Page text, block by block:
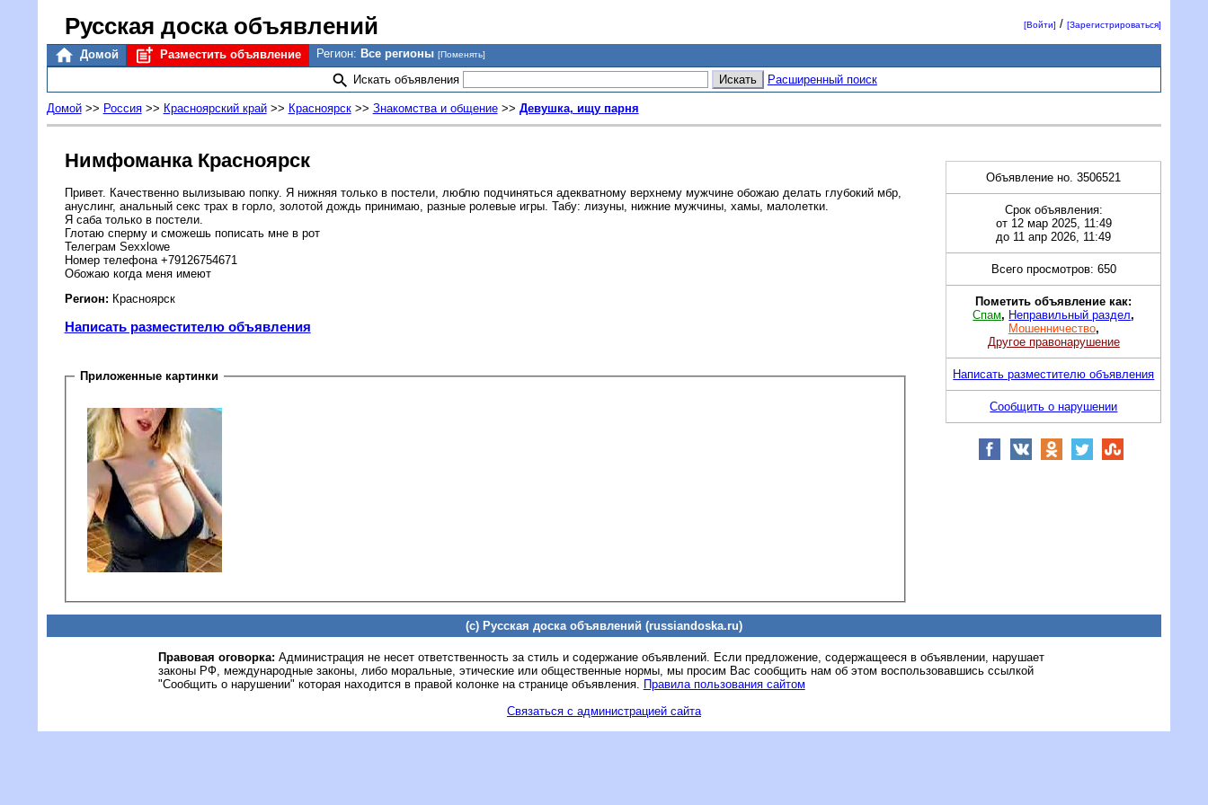
Русская доска объявлений [Войти] /[Зарегистрироваться]
Домой Разместить объявление Регион: Все регионы [Поменять]
Искать объявления Расширенный поиск
Домой>> Россия>> Красноярский край>> Красноярск>> Знакомства и общение>> Девушка, ищу парня
Нимфоманка Красноярск
Привет. Качественно вылизываю попку. Я нижняя только в постели, люблю подчиняться адекватному верхнему мужчине обожаю делать глубокий мбр,
ануслинг, анальный секс трах в горло, золотой дождь принимаю, разные ролевые игры. Табу: лизуны, нижние мужчины, хамы, малoлeтки.
Я саба только в постели.
Глотаю сперму и сможешь пописать мне в рот
Телеграм Sexxlowe
Номер телефона +79126754671
Обожаю когда меня имеют
Регион: Красноярск
Написать разместителю объявления
Приложенные картинки
Объявление но. 3506521
Срок объявления:
от 12 мар 2025, 11:49
до 11 апр 2026, 11:49
Всего просмотров: 650
Пометить объявление как:
Спам, Неправильный раздел,
Мошенничество,
Другое правонарушение
Написать разместителю объявления
Сообщить о нарушении
(c) Русская доска объявлений (russiandoska.ru)
Правовая оговорка: Администрация не несет ответственность за стиль и содержание объявлений. Если предложение, содержащееся в объявлении, нарушает
законы РФ, международные законы, либо моральные, этические или общественные нормы, мы просим Вас сообщить нам об этом воспользовавшись ссылкой
"Сообщить о нарушении" которая находится в правой колонке на странице объявления. Правила пользования сайтом
Связаться с администрацией сайта